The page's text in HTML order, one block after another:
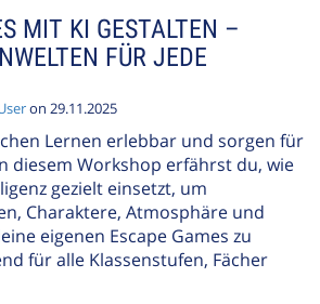
MIT KI GESTALTEN –
FÜR JEDE
on 29.11.2025
Lernen erlebbar und sorgen für
diesem Workshop erfährst du, wie
gezielt einsetzt, um
Charaktere, Atmosphäre und
eigenen Escape Games zu
für alle Klassenstufen, Fächer